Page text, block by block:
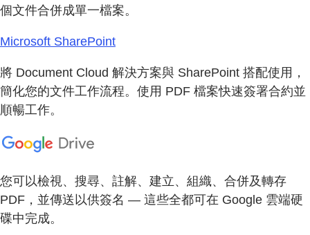
個文件合併成單一檔案。
Microsoft SharePoint
將 Document Cloud 解決方案與 SharePoint 搭配使用，
簡化您的文件工作流程。使用 PDF 檔案快速簽署合約並
順暢工作。
您可以檢視、搜尋、註解、建立、組織、合併及轉存
PDF，並傳送以供簽名 — 這些全都可在 Google 雲端硬
碟中完成。